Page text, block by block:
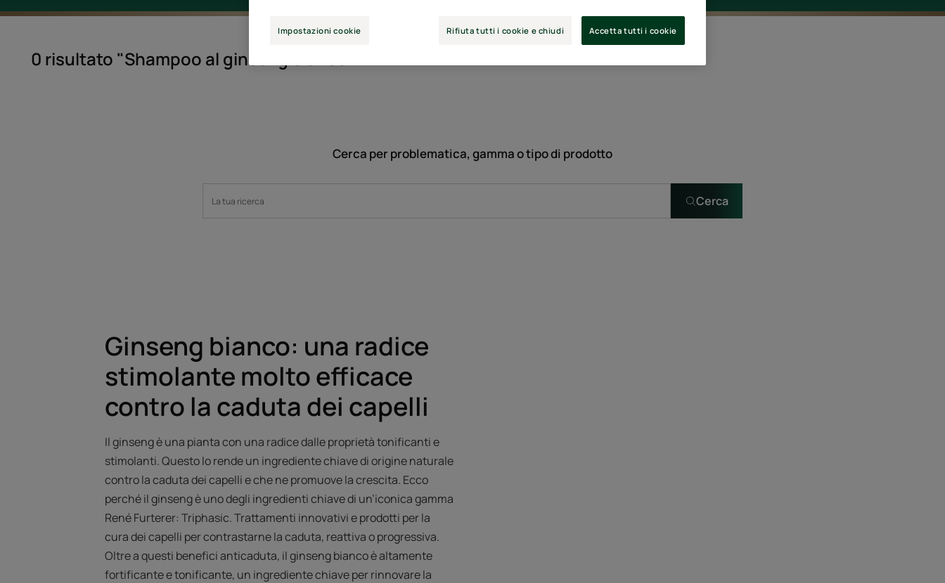
0 risultato "Shampoo al ginseng bianco"
Cerca per problematica, gamma o tipo di prodotto
Cerca
Ginseng bianco: una radice
stimolante molto efficace
contro la caduta dei capelli
Il ginseng è una pianta con una radice dalle proprietà tonificanti e
stimolanti. Questo lo rende un ingrediente chiave di origine naturale
contro la caduta dei capelli e che ne promuove la crescita. Ecco
perché il ginseng è uno degli ingredienti chiave di un’iconica gamma
René Furterer: Triphasic. Trattamenti innovativi e prodotti per la
cura dei capelli per contrastarne la caduta, reattiva o progressiva.
Oltre a questi benefici anticaduta, il ginseng bianco è altamente
fortificante e tonificante, un ingrediente chiave per rinnovare la
Impostazioni cookie Rifiuta tutti i cookie e chiudi Accetta tutti i cookie